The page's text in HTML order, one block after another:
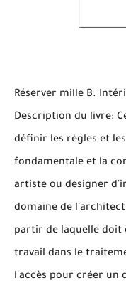
Réserver mille B.
Description du livre:
définir les règles et
fondamentale et la
artiste ou designer
domaine de
partir de laquelle doit
travail dans le
l'accès pour créer un